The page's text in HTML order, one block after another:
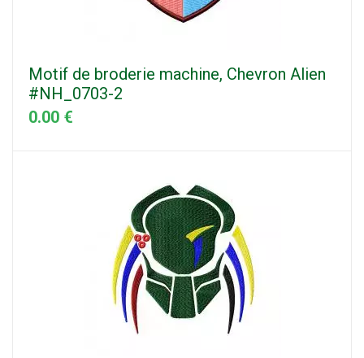
Motif de broderie machine, Chevron Alien
#NH_0703-2
0.00 €